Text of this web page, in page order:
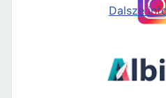
Dalsze